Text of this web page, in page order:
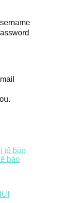
tế bào
bào